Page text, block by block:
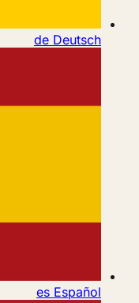
de Deutsch
es Español